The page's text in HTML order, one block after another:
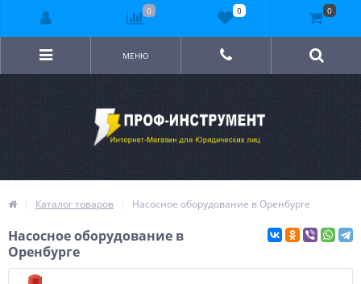
МЕНЮ
Каталог товаров Насосное оборудование в Оренбурге
Насосное оборудование в
Оренбурге
0 0 0